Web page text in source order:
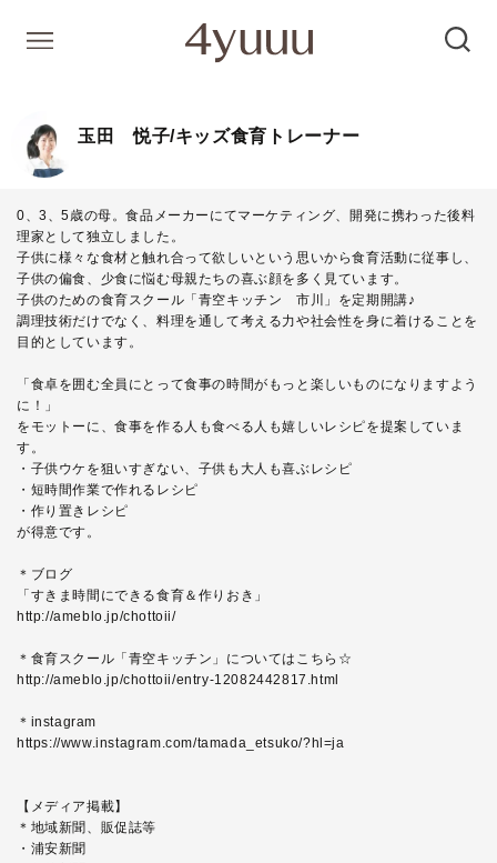
玉田 悦子/キッズ食育トレーナー
0、3、5歳の母。食品メーカーにてマーケティング、開発に携わった後料
理家として独立しました。
子供に様々な食材と触れ合って欲しいという思いから食育活動に従事し、
子供の偏食、少食に悩む母親たちの喜ぶ顔を多く見ています。
子供のための食育スクール「青空キッチン 市川」を定期開講♪
調理技術だけでなく、料理を通して考える力や社会性を身に着けることを
目的としています。
「食卓を囲む全員にとって食事の時間がもっと楽しいものになりますよう
に！」
をモットーに、食事を作る人も食べる人も嬉しいレシピを提案していま
す。
・子供ウケを狙いすぎない、子供も大人も喜ぶレシピ
・短時間作業で作れるレシピ
・作り置きレシピ
が得意です。
＊ブログ
「すきま時間にできる食育＆作りおき」
http://ameblo.jp/chottoii/
＊食育スクール「青空キッチン」についてはこちら☆
http://ameblo.jp/chottoii/entry-12082442817.html
＊instagram
https://www.instagram.com/tamada_etsuko/?hl=ja
【メディア掲載】
＊地域新聞、販促誌等
・浦安新聞